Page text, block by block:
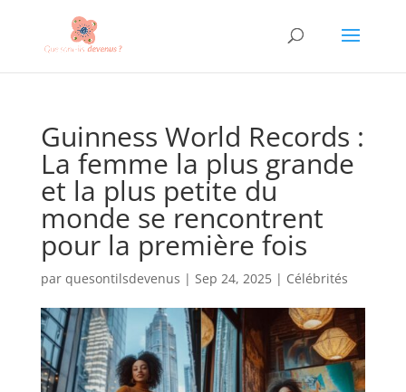
Guinness World Records :
La femme la plus grande
et la plus petite du
monde se rencontrent
pour la première fois
par quesontilsdevenus | Sep 24, 2025| Célébrités